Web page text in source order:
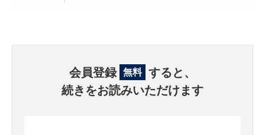
会員登録 無料 すると、
続きをお読みいただけます